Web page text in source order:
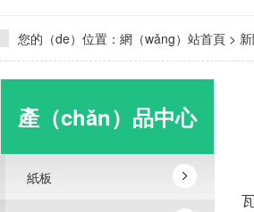
您的（de）位置： 網（wǎng）站首頁 >
產（chǎn）品中心
紙板